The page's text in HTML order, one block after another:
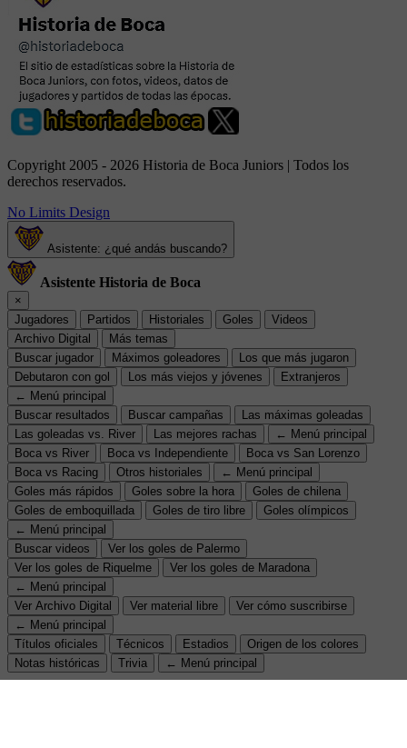
Copyright 2005 - 2026 Historia de Boca Juniors | Todos los
derechos reservados.
No Limits Design
Asistente: ¿qué andás buscando?
Asistente Historia de Boca
×
Jugadores
Partidos Historiales Goles
Videos
Archivo Digital
Más temas
Buscar jugador
Máximos goleadores
Los que más jugaron
Debutaron con gol
Los más viejos y jóvenes
Extranjeros
← Menú principal
Buscar resultados
Buscar campañas
Las máximas goleadas
Las goleadas vs. River
Las mejores rachas
← Menú principal
Boca vs River
Boca vs Independiente
Boca vs San Lorenzo
Boca vs Racing
Otros historiales
← Menú principal
Goles más rápidos
Goles sobre la hora
Goles de chilena
Goles de emboquillada
Goles de tiro libre
Goles olímpicos
← Menú principal
Buscar videos
Ver los goles de Palermo
Ver los goles de Riquelme
Ver los goles de Maradona
← Menú principal
Ver Archivo Digital
Ver material libre
Ver cómo suscribirse
← Menú principal
Títulos oficiales
Técnicos Estadios
Origen de los colores
Notas históricas
Trivia ← Menú principal